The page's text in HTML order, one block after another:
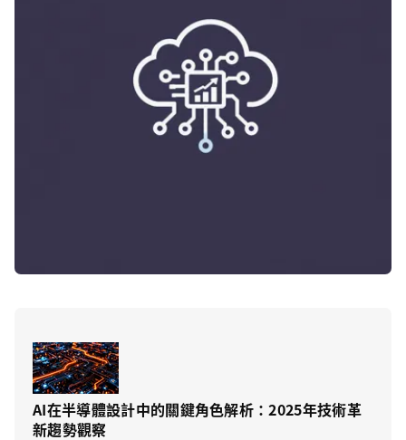
AI在半導體設計中的關鍵角色解析：2025年技術革
新趨勢觀察